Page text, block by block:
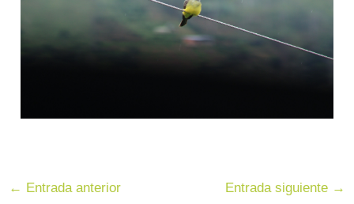
← Entrada anterior Entrada siguiente →